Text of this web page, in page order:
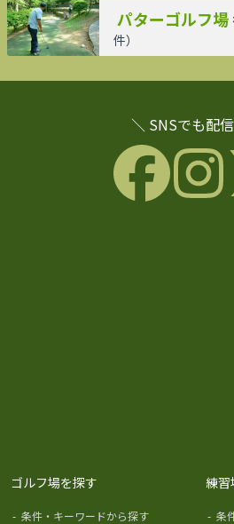
パターゴルフ場
件）
＼ SNSでも配
ゴルフ場を探す
- 条件・キーワードから探す
練習
- 条